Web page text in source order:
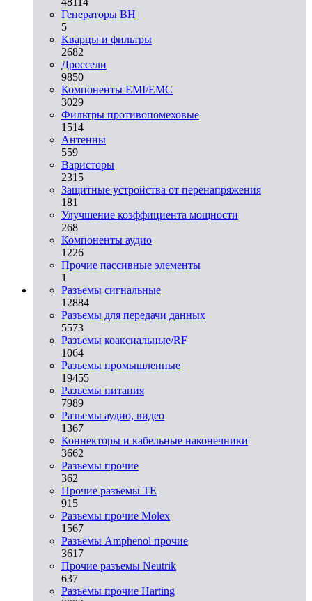
Генераторы ВН
5
Кварцы и фильтры
2682
Дроссели
9850
Компоненты EMI/EMC
3029
Фильтры противопомеховые
1514
Антенны
559
Варисторы
2315
Защитные устройства от перенапряжения
181
Улучшение коэффициента мощности
268
Компоненты аудио
1226
Прочие пассивные элементы
1
Разъeмы сигнальные
12884
Разъeмы для передачи данных
5573
Разъeмы коаксиальные/RF
1064
Разъeмы промышленные
19455
Разъeмы питания
7989
Разъeмы аудио, видео
1367
Коннекторы и кабельные наконечники
3662
Разъeмы прочие
362
Прочие разъемы TE
915
Разъемы прочие Molex
1567
Разъемы Amphenol прочие
3617
Прочие разъемы Neutrik
637
Разъемы прочие Harting